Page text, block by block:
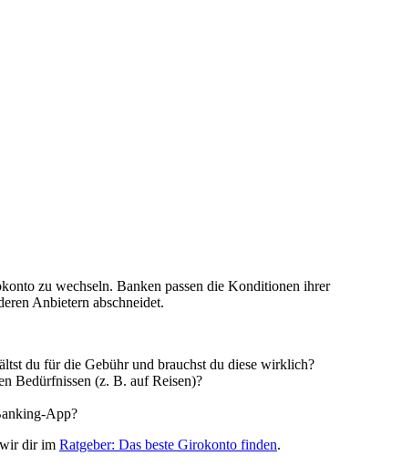
zu wechseln. Banken passen die Konditionen ihrer
Anbietern abschneidet.
du für die Gebühr und brauchst du diese wirklich?
Bedürfnissen (z. B. auf Reisen)?
App?
wir dir im Ratgeber: Das beste Girokonto finden.